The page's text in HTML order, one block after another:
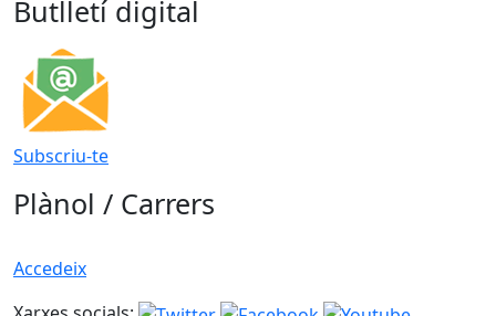
Butlletí digital
Subscriu-te
Plànol / Carrers
Accedeix